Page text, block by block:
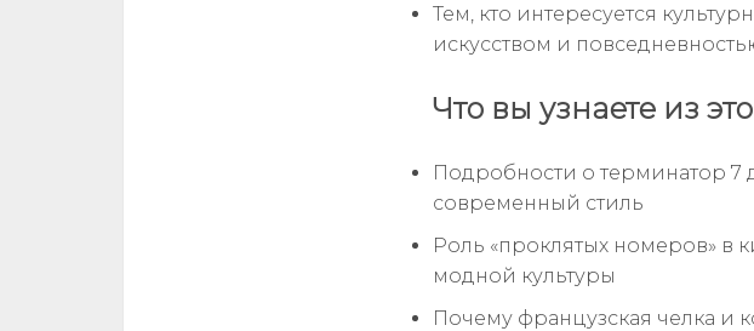
Тем, кто интересуется
искусством и
Что вы узнаете из
Подробности о терминатор 7
современный стиль
Роль «проклятых номеров» в
модной культуры
Почему французская челка и